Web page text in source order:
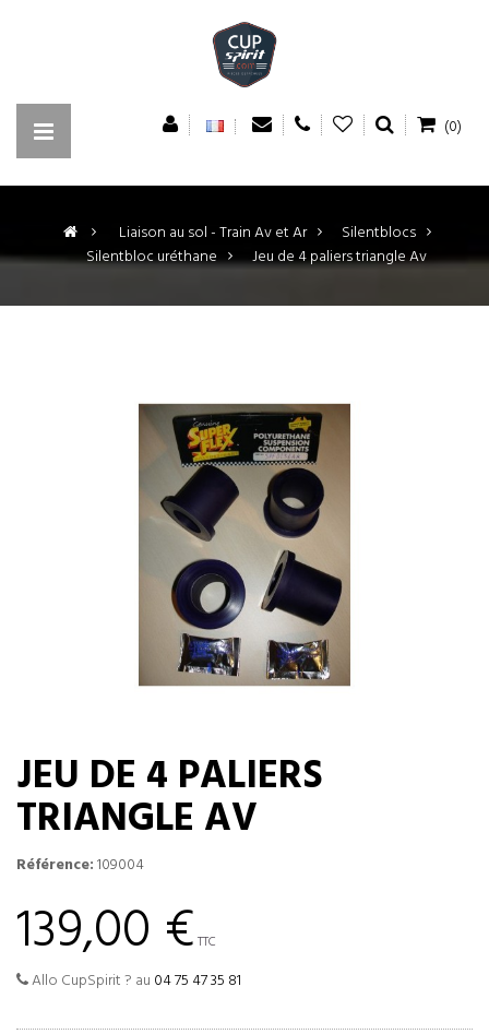
(0)
> Liaison au sol - Train Av et Ar >
Silentblocs
>
Silentbloc uréthane > Jeu de 4 paliers triangle Av
JEU DE 4 PALIERS
TRIANGLE AV
Référence:109004
139,00 € TTC
Allo CupSpirit ? au 04 75 47 35 81